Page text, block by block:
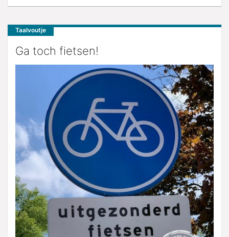
Taalvoutje
Ga toch fietsen!